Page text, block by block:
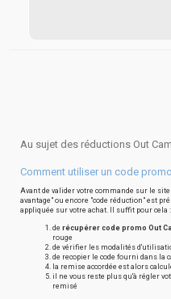
Au sujet des réductions Out
Comment utiliser un code
Avant de valider votre commande sur le site
avantage" ou encore "code réduction" est
appliquée sur votre achat. Il suffit pour cela :
de récupérer code promo Out
rouge
de vérifier les modalités
de recopier le code fourni dans la
la remise accordée est alors
il ne vous reste plus qu'à régler
remisé